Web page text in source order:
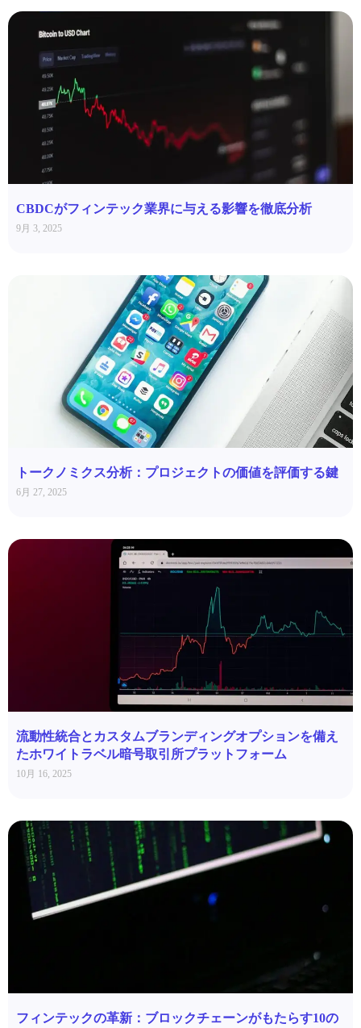
CBDCがフィンテック業界に与える影響を徹底分析
9月 3, 2025
トークノミクス分析：プロジェクトの価値を評価する鍵
6月 27, 2025
流動性統合とカスタムブランディングオプションを備え
たホワイトラベル暗号取引所プラットフォーム
10月 16, 2025
フィンテックの革新：ブロックチェーンがもたらす10の